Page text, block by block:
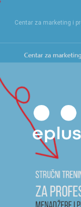
Skip
Centar za marketing i